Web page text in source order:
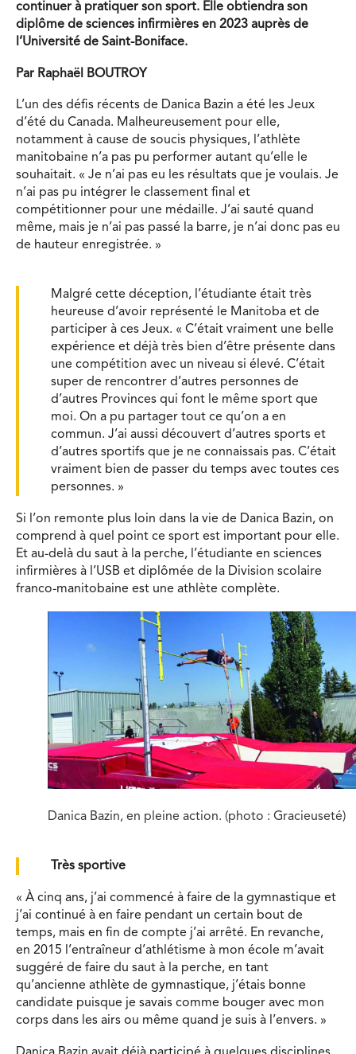
continuer à pratiquer son sport. Elle obtiendra son
diplôme de sciences infirmières en 2023 auprès de
l’Université de Saint-Boniface.
Par Raphaël BOUTROY
L’un des défis récents de Danica Bazin a été les Jeux
d’été du Canada. Malheureusement pour elle,
notamment à cause de soucis physiques, l’athlète
manitobaine n’a pas pu performer autant qu’elle le
souhaitait. « Je n’ai pas eu les résultats que je voulais. Je
n’ai pas pu intégrer le classement final et
compétitionner pour une médaille. J’ai sauté quand
même, mais je n’ai pas passé la barre, je n’ai donc pas eu
de hauteur enregistrée. »
Malgré cette déception, l’étudiante était très
heureuse d’avoir représenté le Manitoba et de
participer à ces Jeux. « C’était vraiment une belle
expérience et déjà très bien d’être présente dans
une compétition avec un niveau si élevé. C’était
super de rencontrer d’autres personnes de
d’autres Provinces qui font le même sport que
moi. On a pu partager tout ce qu’on a en
commun. J’ai aussi découvert d’autres sports et
d’autres sportifs que je ne connaissais pas. C’était
vraiment bien de passer du temps avec toutes ces
personnes. »
Si l’on remonte plus loin dans la vie de Danica Bazin, on
comprend à quel point ce sport est important pour elle.
Et au-delà du saut à la perche, l’étudiante en sciences
infirmières à l’USB et diplômée de la Division scolaire
franco-manitobaine est une athlète complète.
Danica Bazin, en pleine action. (photo : Gracieuseté)
Très sportive
« À cinq ans, j’ai commencé à faire de la gymnastique et
j’ai continué à en faire pendant un certain bout de
temps, mais en fin de compte j’ai arrêté. En revanche,
en 2015 l’entraîneur d’athlétisme à mon école m’avait
suggéré de faire du saut à la perche, en tant
qu’ancienne athlète de gymnastique, j’étais bonne
candidate puisque je savais comme bouger avec mon
corps dans les airs ou même quand je suis à l’envers. »